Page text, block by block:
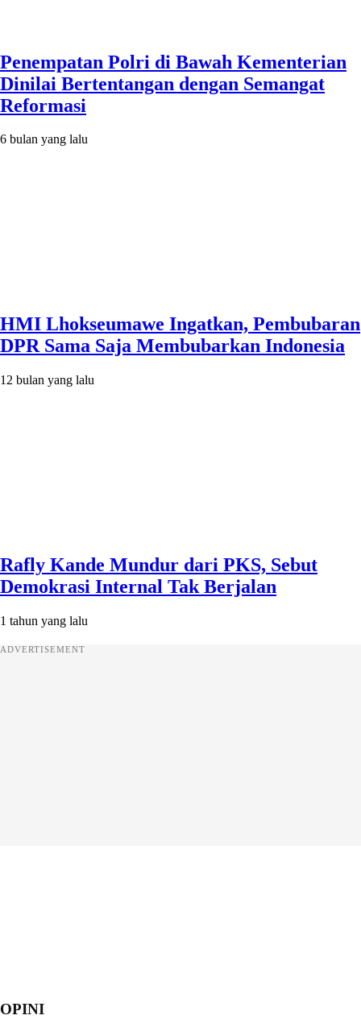
Penempatan Polri di Bawah Kementerian
Dinilai Bertentangan dengan Semangat
Reformasi
6 bulan yang lalu
HMI Lhokseumawe Ingatkan, Pembubaran
DPR Sama Saja Membubarkan Indonesia
12 bulan yang lalu
Rafly Kande Mundur dari PKS, Sebut
Demokrasi Internal Tak Berjalan
1 tahun yang lalu
ADVERTISEMENT
OPINI